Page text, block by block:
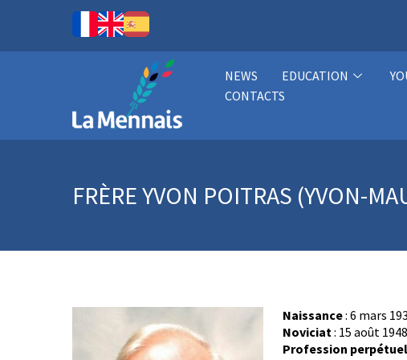
NEWS EDUCATION
CONTACTS
FRÈRE YVON POITRAS (YVON-
Naissance: 6 mars
Noviciat: 15 août
Profession